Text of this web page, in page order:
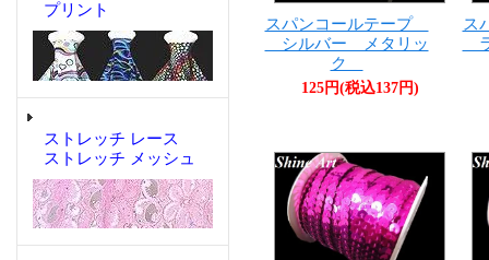
プリント
ストレッチ レース
ストレッチ メッシュ
スパンコールテープ
シルバー メタリッ
ク
125円(税込137円)
ス